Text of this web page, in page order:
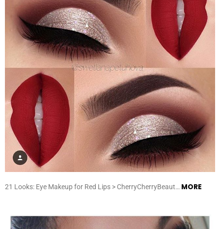
21 Looks: Eye Makeup for Red Lips > CherryCherryBeaut… MORE